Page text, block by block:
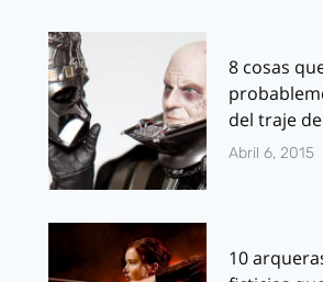
8 cosas
del traje
Abril 6, 2015
10